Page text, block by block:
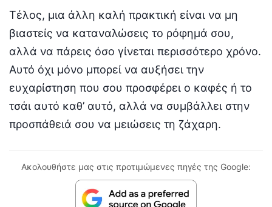
Τέλος, μια άλλη καλή πρακτική είναι να μη
βιαστείς να καταναλώσεις το ρόφημά σου,
αλλά να πάρεις όσο γίνεται περισσότερο χρόνο.
Αυτό όχι μόνο μπορεί να αυξήσει την
ευχαρίστηση που σου προσφέρει ο καφές ή το
τσάι αυτό καθ’ αυτό, αλλά να συμβάλλει στην
προσπάθειά σου να μειώσεις τη ζάχαρη.
Ακολουθήστε μας στις προτιμώμενες πηγές της Google: